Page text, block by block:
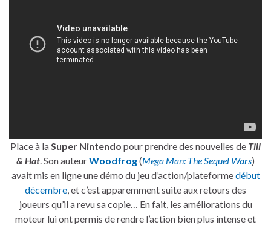
Place à la Super Nintendo pour prendre des nouvelles de Till
& Hat . Son auteurWoodfrog(Mega Man: The Sequel Wars)
avait mis en ligne une démo du jeu d’action/plateformedébut
décembre , et c’est apparemment suite aux retours des
joueurs qu’il a revu sa copie… En fait, les améliorations du
moteur lui ont permis de rendre l’action bien plus intense et